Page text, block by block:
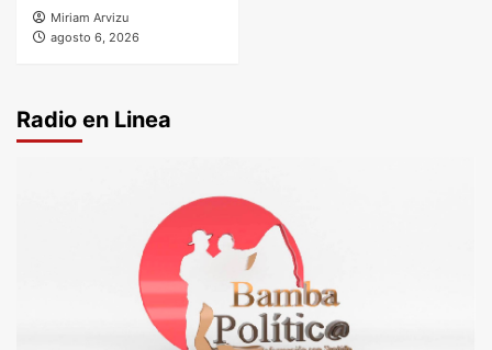
Miriam Arvizu
agosto 6, 2026
Radio en Linea